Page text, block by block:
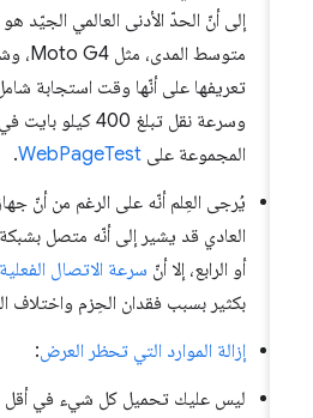
وسرعة نقل تبلغ 400 كيلو
المجموعة علىWebPageTest
.
يُرجى العِلم أنّه على الرغم من أنّ جهاز
العادي قد يشير إلى أنّه متصل بشبكة
أو الرابع، إلا أنّسرعة الاتصال الفعلية
بكثير بسبب فقدان الحِزم واختلاف
إزالة الموارد التي تحظر العرض: